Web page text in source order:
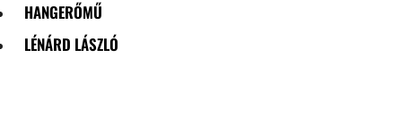
HANGERŐMŰ
LÉNÁRD LÁSZLÓ